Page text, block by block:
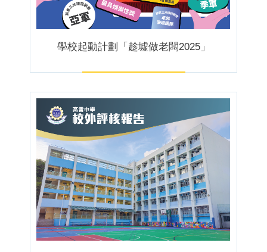
學校起動計劃「趁墟做老闆2025」